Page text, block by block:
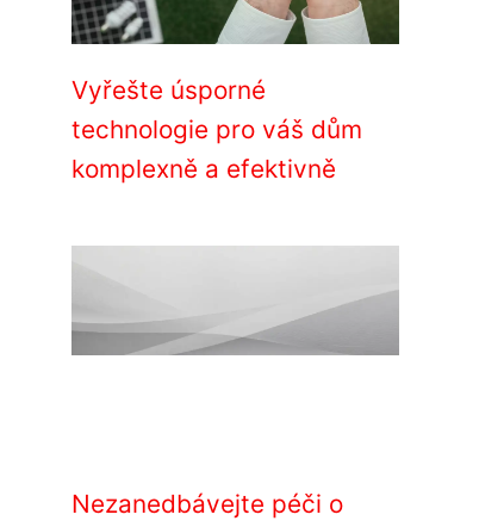
Vyřešte úsporné
technologie pro váš dům
komplexně a efektivně
Nezanedbávejte péči o